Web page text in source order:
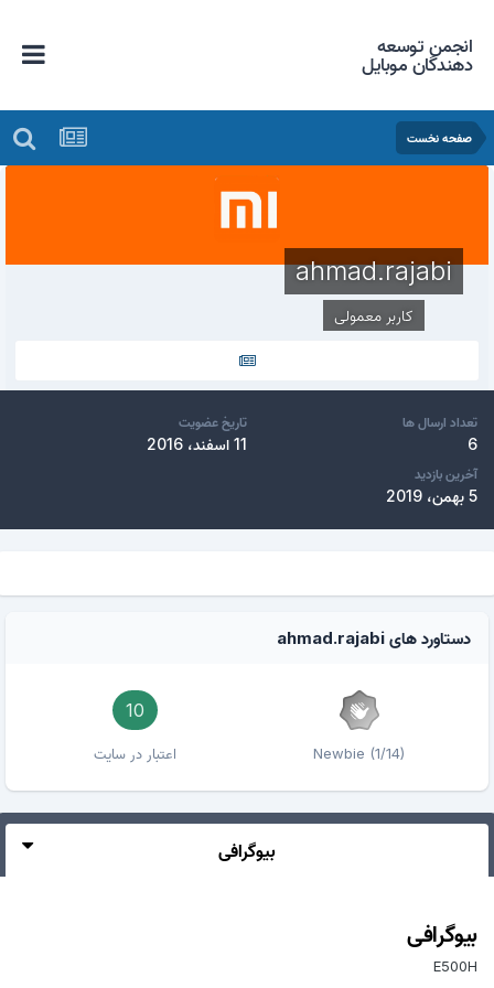
انجمن توسعه
دهندگان موبایل
صفحه نخست
ahmad.rajabi
کاربر معمولی
تعداد ارسال ها
6
تاریخ عضویت
11 اسفند، 2016
آخرین بازدید
5 بهمن، 2019
دستاورد های ahmad.rajabi
Newbie (1/14)
10
اعتبار در سایت
بیوگرافی
بیوگرافی
E500H